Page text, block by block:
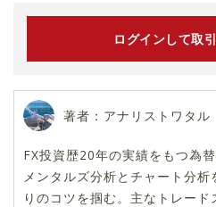
ログインして取
著者：アナリストワタル
FX投資歴20年の実績をもつ為
メンタルズ分析とチャート分
りのコツを掴む。主なトレー